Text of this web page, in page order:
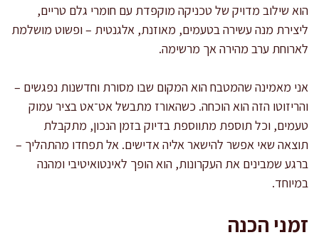
הוא שילוב מדויק של טכניקה מוקפדת עם חומרי גלם טריים,
ליצירת מנה עשירה בטעמים, מאוזנת, אלגנטית – ופשוט מושלמת
לארוחת ערב מהירה אך מרשימה.
אני מאמינה שהמטבח הוא המקום שבו מסורת וחדשנות נפגשים –
והריזוטו הזה הוא הוכחה. כשהאורז מתבשל אט־אט בציר עמוק
טעמים, וכל תוספת מתווספת בדיוק בזמן הנכון, מתקבלת
תוצאה שאי אפשר להישאר אליה אדישים. אל תפחדו מהתהליך –
ברגע שמבינים את העקרונות, הוא הופך לאינטואיטיבי ומהנה
במיוחד.
זמני הכנה